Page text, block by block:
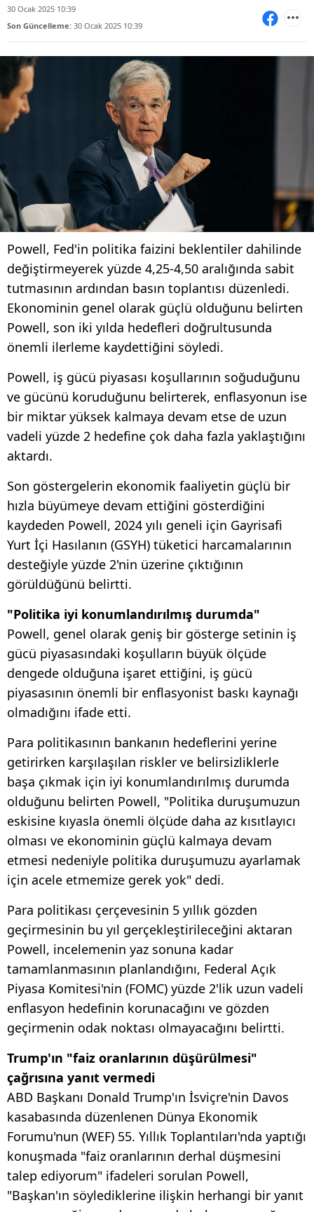
30 Ocak 2025 10:39
Son Güncelleme: 30 Ocak 2025 10:39
Powell, Fed'in politika faizini beklentiler dahilinde
değiştirmeyerek yüzde 4,25-4,50 aralığında sabit
tutmasının ardından basın toplantısı düzenledi.
Ekonominin genel olarak güçlü olduğunu belirten
Powell, son iki yılda hedefleri doğrultusunda
önemli ilerleme kaydettiğini söyledi.
Powell, iş gücü piyasası koşullarının soğuduğunu
ve gücünü koruduğunu belirterek, enflasyonun ise
bir miktar yüksek kalmaya devam etse de uzun
vadeli yüzde 2 hedefine çok daha fazla yaklaştığını
aktardı.
Son göstergelerin ekonomik faaliyetin güçlü bir
hızla büyümeye devam ettiğini gösterdiğini
kaydeden Powell, 2024 yılı geneli için Gayrisafi
Yurt İçi Hasılanın (GSYH) tüketici harcamalarının
desteğiyle yüzde 2'nin üzerine çıktığının
görüldüğünü belirtti.
"Politika iyi konumlandırılmış durumda"
Powell, genel olarak geniş bir gösterge setinin iş
gücü piyasasındaki koşulların büyük ölçüde
dengede olduğuna işaret ettiğini, iş gücü
piyasasının önemli bir enflasyonist baskı kaynağı
olmadığını ifade etti.
Para politikasının bankanın hedeflerini yerine
getirirken karşılaşılan riskler ve belirsizliklerle
başa çıkmak için iyi konumlandırılmış durumda
olduğunu belirten Powell, "Politika duruşumuzun
eskisine kıyasla önemli ölçüde daha az kısıtlayıcı
olması ve ekonominin güçlü kalmaya devam
etmesi nedeniyle politika duruşumuzu ayarlamak
için acele etmemize gerek yok" dedi.
Para politikası çerçevesinin 5 yıllık gözden
geçirmesinin bu yıl gerçekleştirileceğini aktaran
Powell, incelemenin yaz sonuna kadar
tamamlanmasının planlandığını, Federal Açık
Piyasa Komitesi'nin (FOMC) yüzde 2'lik uzun vadeli
enflasyon hedefinin korunacağını ve gözden
geçirmenin odak noktası olmayacağını belirtti.
Trump'ın "faiz oranlarının düşürülmesi"
çağrısına yanıt vermedi
ABD Başkanı Donald Trump'ın İsviçre'nin Davos
kasabasında düzenlenen Dünya Ekonomik
Forumu'nun (WEF) 55. Yıllık Toplantıları'nda yaptığı
konuşmada "faiz oranlarının derhal düşmesini
talep ediyorum" ifadeleri sorulan Powell,
"Başkan'ın söylediklerine ilişkin herhangi bir yanıt